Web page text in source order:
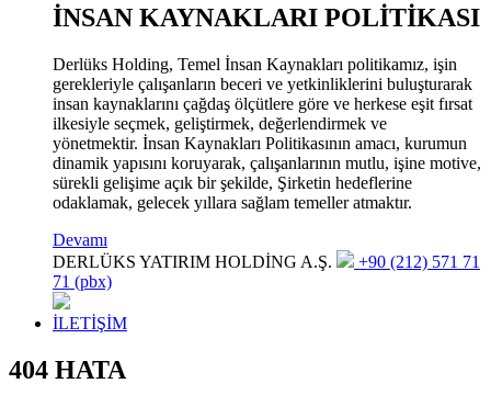
İNSAN KAYNAKLARI POLİTİKASI
Derlüks Holding, Temel İnsan Kaynakları politikamız, işin
gerekleriyle çalışanların beceri ve yetkinliklerini buluşturarak
insan kaynaklarını çağdaş ölçütlere göre ve herkese eşit fırsat
ilkesiyle seçmek, geliştirmek, değerlendirmek ve
yönetmektir. İnsan Kaynakları Politikasının amacı, kurumun
dinamik yapısını koruyarak, çalışanlarının mutlu, işine motive,
sürekli gelişime açık bir şekilde, Şirketin hedeflerine
odaklamak, gelecek yıllara sağlam temeller atmaktır.
Devamı
DERLÜKS YATIRIM HOLDİNG A.Ş.
+90 (212) 571 71
71 (pbx)
İLETİŞİM
404 HATA